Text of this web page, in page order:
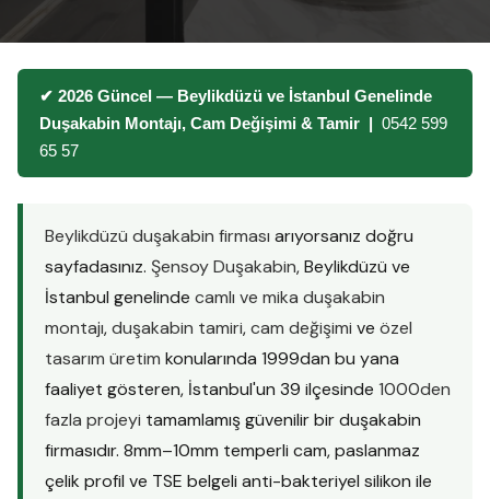
✔ 2026 Güncel — Beylikdüzü ve İstanbul Genelinde
Duşakabin Montajı, Cam Değişimi & Tamir | 0542 599
65 57
Beylikdüzü duşakabin firması arıyorsanız doğru
sayfadasınız. Şensoy Duşakabin, Beylikdüzü ve
İstanbul genelinde camlı ve mika duşakabin
montajı,duşakabin tamiri,cam değişimi ve özel
tasarım üretim konularında 1999dan bu yana
faaliyet gösteren, İstanbul'un 39 ilçesinde 1000den
fazla projeyi tamamlamış güvenilir bir duşakabin
firmasıdır. 8mm–10mm temperli cam, paslanmaz
çelik profil ve TSE belgeli anti-bakteriyel silikon ile